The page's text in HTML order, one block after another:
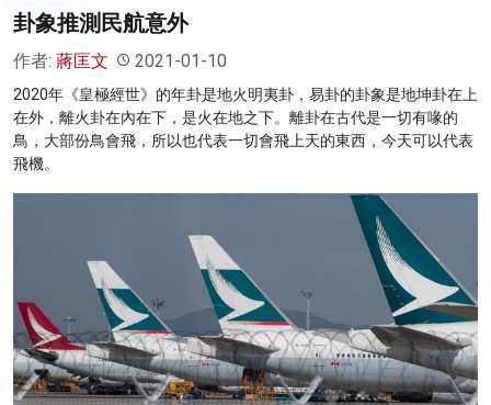
卦象推測民航意外
作者: 蔣匡文 2021-01-10
2020年《皇極經世》的年卦是地火明夷卦，易卦的卦象是地坤卦在上
在外，離火卦在內在下，是火在地之下。離卦在古代是一切有喙的
鳥，大部份鳥會飛，所以也代表一切會飛上天的東西，今天可以代表
飛機。